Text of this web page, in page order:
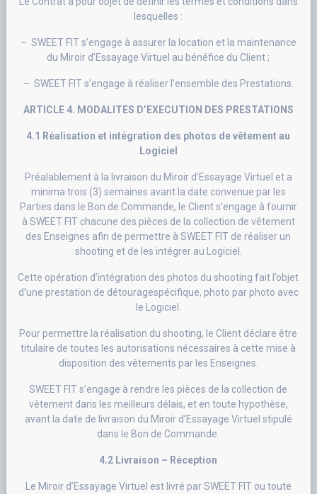
lesquelles :
– SWEET FIT s’engage à assurer la location et la maintenance
du Miroir d’Essayage Virtuel au bénéfice du Client ;
– SWEET FIT s’engage à réaliser l’ensemble des Prestations.
ARTICLE 4. MODALITES D’EXECUTION DES PRESTATIONS
4.1 Réalisation et intégration des photos de vêtement au
Logiciel
Préalablement à la livraison du Miroir d’Essayage Virtuel et a
minima trois (3) semaines avant la date convenue par les
Parties dans le Bon de Commande, le Client s’engage à fournir
à SWEET FIT chacune des pièces de la collection de vêtement
des Enseignes afin de permettre à SWEET FIT de réaliser un
shooting et de les intégrer au Logiciel.
Cette opération d’intégration des photos du shooting fait l’objet
d’une prestation de détouragespécifique, photo par photo avec
le Logiciel.
Pour permettre la réalisation du shooting, le Client déclare être
titulaire de toutes les autorisations nécessaires à cette mise à
disposition des vêtements par les Enseignes.
SWEET FIT s’engage à rendre les pièces de la collection de
vêtement dans les meilleurs délais, et en toute hypothèse,
avant la date de livraison du Miroir d’Essayage Virtuel stipulé
dans le Bon de Commande.
4.2 Livraison – Réception
Le Miroir d’Essayage Virtuel est livré par SWEET FIT ou toute